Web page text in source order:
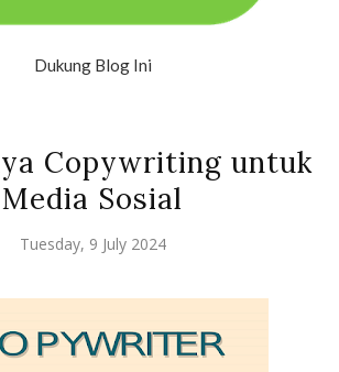
Dukung Blog Ini
Copywriting untuk
Media Sosial
Tuesday, 9 July 2024